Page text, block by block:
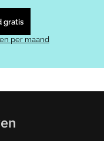
gratis
per maand